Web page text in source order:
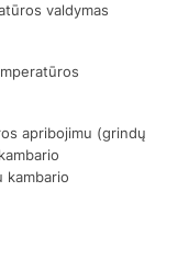
valdymas
apribojimu (grindų
kambario